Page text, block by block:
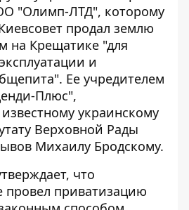
"Олимп-ЛТД", которому
продал землю
на Крещатике "для
и
Ее учредителем
Плюс",
украинскому
Верховной Рады
Михаилу Бродскому.
что
провел приватизацию